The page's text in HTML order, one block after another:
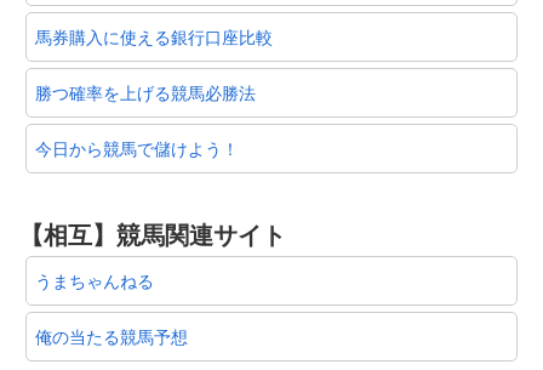
馬券購入に使える銀行口座比較
勝つ確率を上げる競馬必勝法
今日から競馬で儲けよう！
【相互】競馬関連サイト
うまちゃんねる
俺の当たる競馬予想